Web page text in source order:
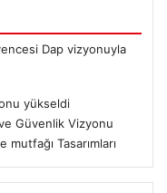
Dap vizyonuyla
yükseldi
Güvenlik Vizyonu
Tasarımları